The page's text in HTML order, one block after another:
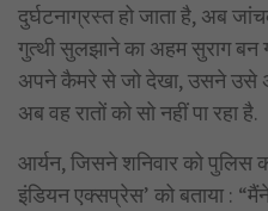
दुर्घटनाग्रस्त हो जाता है, अब
गुत्थी सुलझाने का अहम सुराग बन
अपने कैमरे से जो देखा, उसने उसे
अब वह रातों को सो नहीं पा रहा है.
आर्यन, जिसने शनिवार को पुलिस
इंडियन एक्सप्रेस’ को बताया :